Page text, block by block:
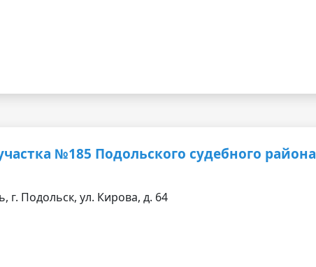
№185 Подольского судебного района
г. Подольск, ул. Кирова, д. 64